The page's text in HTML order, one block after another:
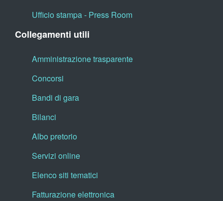
Ufficio stampa - Press Room
Collegamenti utili
Amministrazione trasparente
Concorsi
Bandi di gara
Bilanci
Albo pretorio
Servizi online
Elenco siti tematici
Fatturazione elettronica